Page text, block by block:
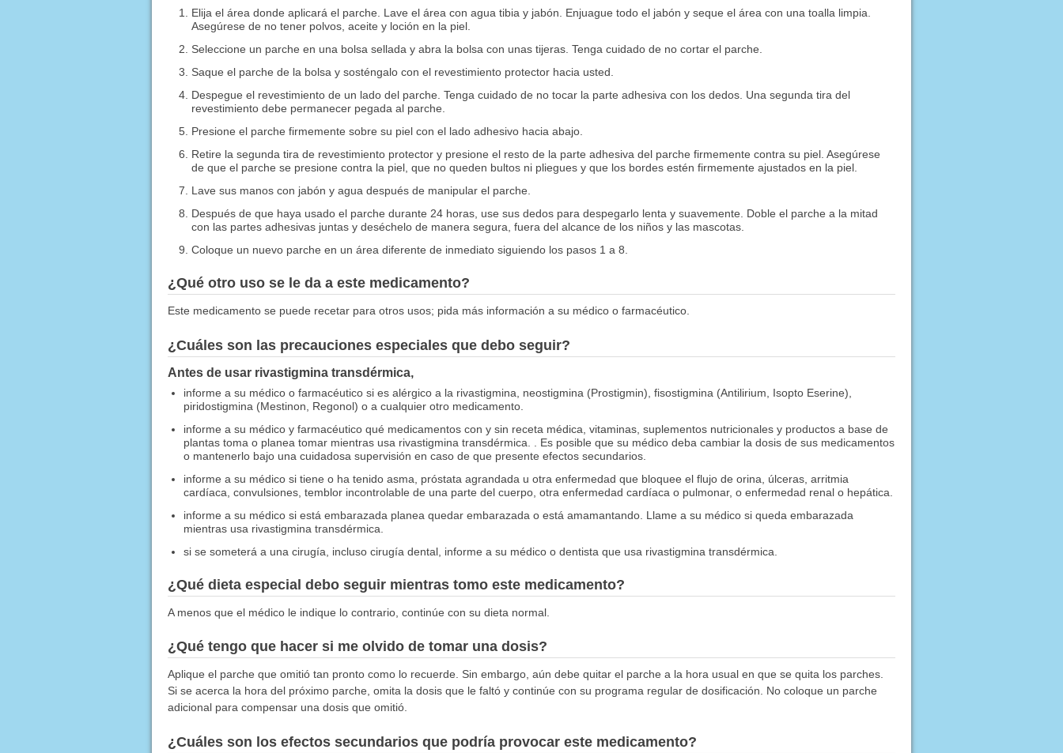
Elija el área donde aplicará el parche. Lave el área con agua tibia y jabón. Enjuague todo el jabón y seque el área con una toalla limpia.
Asegúrese de no tener polvos, aceite y loción en la piel.
Seleccione un parche en una bolsa sellada y abra la bolsa con unas tijeras. Tenga cuidado de no cortar el parche.
Saque el parche de la bolsa y sosténgalo con el revestimiento protector hacia usted.
Despegue el revestimiento de un lado del parche. Tenga cuidado de no tocar la parte adhesiva con los dedos. Una segunda tira del
revestimiento debe permanecer pegada al parche.
Presione el parche firmemente sobre su piel con el lado adhesivo hacia abajo.
Retire la segunda tira de revestimiento protector y presione el resto de la parte adhesiva del parche firmemente contra su piel. Asegúrese
de que el parche se presione contra la piel, que no queden bultos ni pliegues y que los bordes estén firmemente ajustados en la piel.
Lave sus manos con jabón y agua después de manipular el parche.
Después de que haya usado el parche durante 24 horas, use sus dedos para despegarlo lenta y suavemente. Doble el parche a la mitad
con las partes adhesivas juntas y deséchelo de manera segura, fuera del alcance de los niños y las mascotas.
Coloque un nuevo parche en un área diferente de inmediato siguiendo los pasos 1 a 8.
¿Qué otro uso se le da a este medicamento?
Este medicamento se puede recetar para otros usos; pida más información a su médico o farmacéutico.
¿Cuáles son las precauciones especiales que debo seguir?
Antes de usar rivastigmina transdérmica,
informe a su médico o farmacéutico si es alérgico a la rivastigmina, neostigmina (Prostigmin), fisostigmina (Antilirium, Isopto Eserine),
piridostigmina (Mestinon, Regonol) o a cualquier otro medicamento.
informe a su médico y farmacéutico qué medicamentos con y sin receta médica, vitaminas, suplementos nutricionales y productos a base de
plantas toma o planea tomar mientras usa rivastigmina transdérmica. . Es posible que su médico deba cambiar la dosis de sus medicamentos
o mantenerlo bajo una cuidadosa supervisión en caso de que presente efectos secundarios.
informe a su médico si tiene o ha tenido asma, próstata agrandada u otra enfermedad que bloquee el flujo de orina, úlceras, arritmia
cardíaca, convulsiones, temblor incontrolable de una parte del cuerpo, otra enfermedad cardíaca o pulmonar, o enfermedad renal o hepática.
informe a su médico si está embarazada planea quedar embarazada o está amamantando. Llame a su médico si queda embarazada
mientras usa rivastigmina transdérmica.
si se someterá a una cirugía, incluso cirugía dental, informe a su médico o dentista que usa rivastigmina transdérmica.
¿Qué dieta especial debo seguir mientras tomo este medicamento?
A menos que el médico le indique lo contrario, continúe con su dieta normal.
¿Qué tengo que hacer si me olvido de tomar una dosis?
Aplique el parche que omitió tan pronto como lo recuerde. Sin embargo, aún debe quitar el parche a la hora usual en que se quita los parches.
Si se acerca la hora del próximo parche, omita la dosis que le faltó y continúe con su programa regular de dosificación. No coloque un parche
adicional para compensar una dosis que omitió.
¿Cuáles son los efectos secundarios que podría provocar este medicamento?